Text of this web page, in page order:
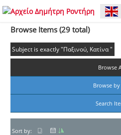
Browse Items (29 total)
Subject is exactly "Παξινού, Κατίνα "
Browse
Browse by
Search
Sort by: